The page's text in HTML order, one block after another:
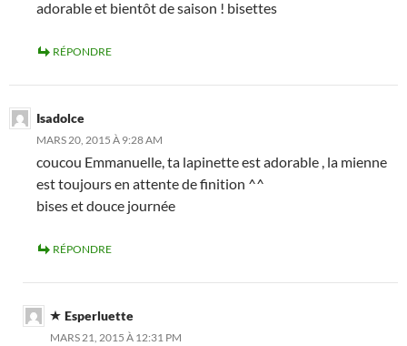
adorable et bientôt de saison ! bisettes
RÉPONDRE
Isadolce
MARS 20, 2015 À 9:28 AM
coucou Emmanuelle, ta lapinette est adorable , la mienne
est toujours en attente de finition ^^
bises et douce journée
RÉPONDRE
Esperluette
MARS 21, 2015 À 12:31 PM